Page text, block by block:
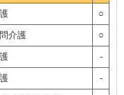
○
介護 ○
-
-